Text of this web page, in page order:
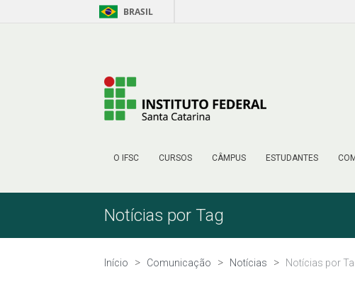
Pular para o Conteúdo BRASIL
O IFSC CURSOS CÂMPUS ESTUDANTES
Notícias por Tag
Início Comunicação Notícias Notícias por